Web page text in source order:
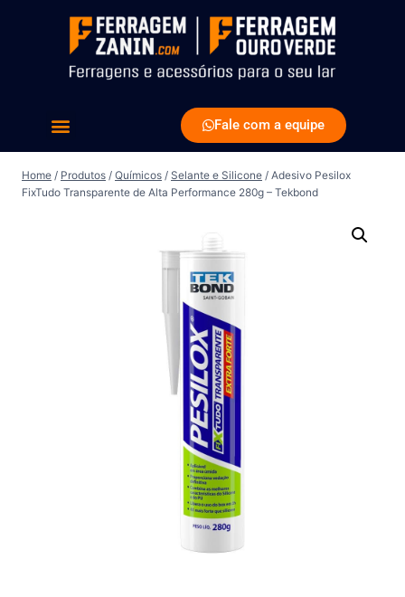
Fale com a equipe
Home / Produtos / Químicos / Selante e Silicone / Adesivo Pesilox
FixTudo Transparente de Alta Performance 280g – Tekbond